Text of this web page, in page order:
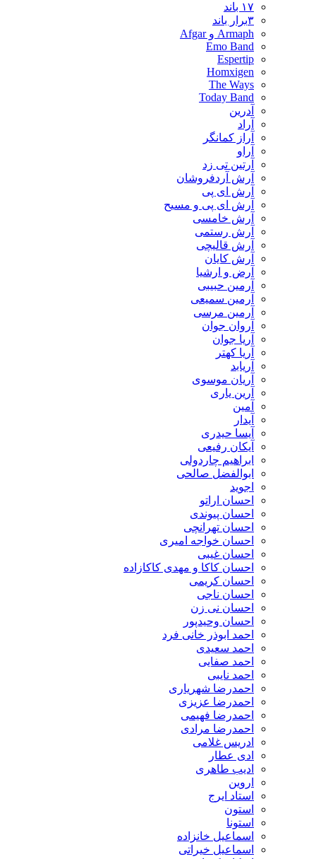
۱۷ باند
۳برار باند
Armaph و Afgar
Emo Band
Espertip
Homxigen
The Ways
Today Band
آدرین
آراد
آراز کمانگر
آراو
آرتین تی زد
آرش آردفروشان
آرش ای پی
آرش ای پی و مسیح
آرش خامسی
آرش رستمی
آرش قالیچی
آرش کایان
​آرض و ارشیا
آرمین حبیبی
آرمین سمیعی
آرمین مرسی
آروان جوان
آریا جوان
آریا کهتر
آریابد
آریان موسوی
آرین یاری
آمین
آیدار
آیسا حیدری
آیکان رفیعی
ابراهیم چاردولی
ابوالفضل صالحی
اجوید
احسان اراتو
احسان پیوندی
احسان تهرانچی
احسان خواجه امیری
احسان غیبی
احسان کاکا و مهدی کاکازاده
احسان کریمی
احسان ناجی
احسان نی زن
احسان وحیدپور
احمد ابوذر خانی فرد
احمد سعیدی
احمد صفایی
احمد نایبی
احمدرضا شهریاری
احمدرضا عزیزی
احمدرضا فهیمی
احمدرضا مرادی
ادریس غلامی
ادی عطار
ادیب طاهری
اروین
استاد ایرج
استون
استونا
اسماعیل خانزاده
اسماعیل خیراتی